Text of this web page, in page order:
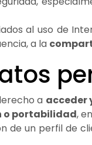
al uso de
a la
a acceder
o portabilidad,
de un perfil de